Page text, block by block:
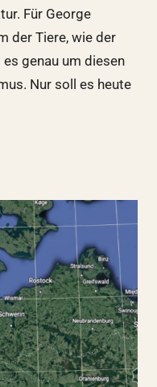
Für George
der Tiere, wie der
genau um diesen
Nur soll es heute